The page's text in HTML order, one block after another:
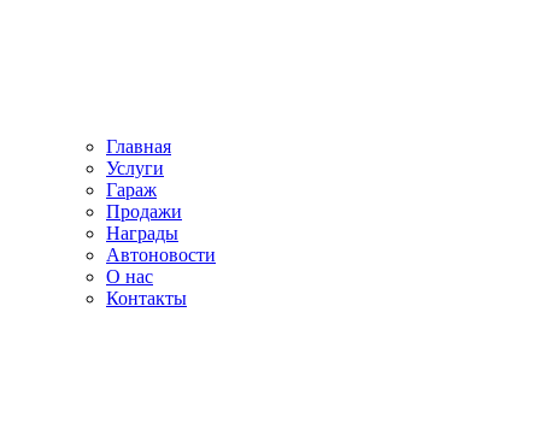
Главная
Услуги
Гараж
Продажи
Награды
Автоновости
О нас
Контакты